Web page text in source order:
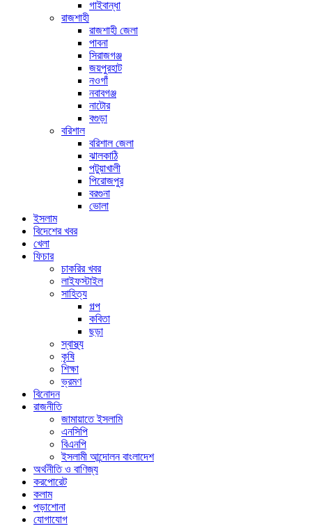
গাইবান্ধা
রাজশাহী
রাজশাহী জেলা
পাবনা
সিরাজগঞ্জ
জয়পুরহাট
নওগাঁ
নবাবগঞ্জ
নাটোর
বগুড়া
বরিশাল
বরিশাল জেলা
ঝালকাঠি
পটুয়াখালী
পিরোজপুর
বরগুনা
ভোলা
ইসলাম
বিদেশের খবর
খেলা
ফিচার
চাকরির খবর
লাইফস্টাইল
সাহিত্য
গল্প
কবিতা
ছড়া
স্বাস্থ্য
কৃষি
শিক্ষা
ভ্রমণ
বিনোদন
রাজনীতি
জামায়াতে ইসলামি
এনসিপি
বিএনপি
ইসলামী আন্দোলন বাংলাদেশ
অর্থনীতি ও বাণিজ্য
করপোরেট
কলাম
পড়াশোনা
যোগাযোগ